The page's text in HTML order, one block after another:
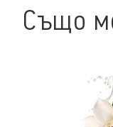
Също